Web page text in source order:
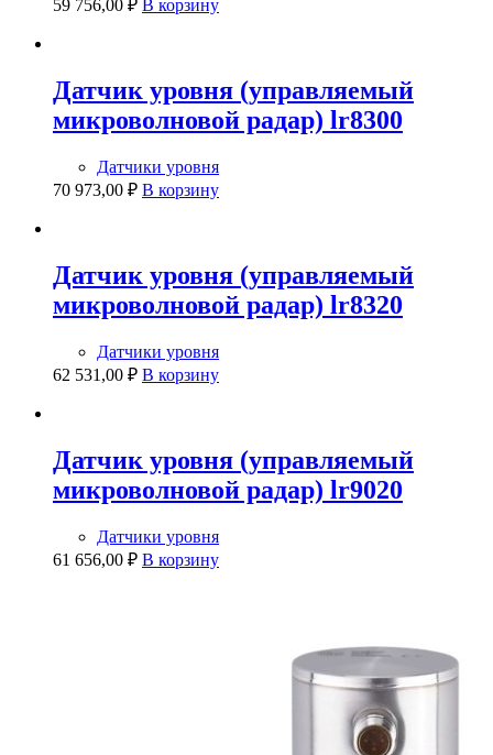
59 756,00 ₽ В корзину
Датчик уровня (управляемый
микроволновой радар) lr8300
Датчики уровня
70 973,00 ₽ В корзину
Датчик уровня (управляемый
микроволновой радар) lr8320
Датчики уровня
62 531,00 ₽ В корзину
Датчик уровня (управляемый
микроволновой радар) lr9020
Датчики уровня
61 656,00 ₽ В корзину